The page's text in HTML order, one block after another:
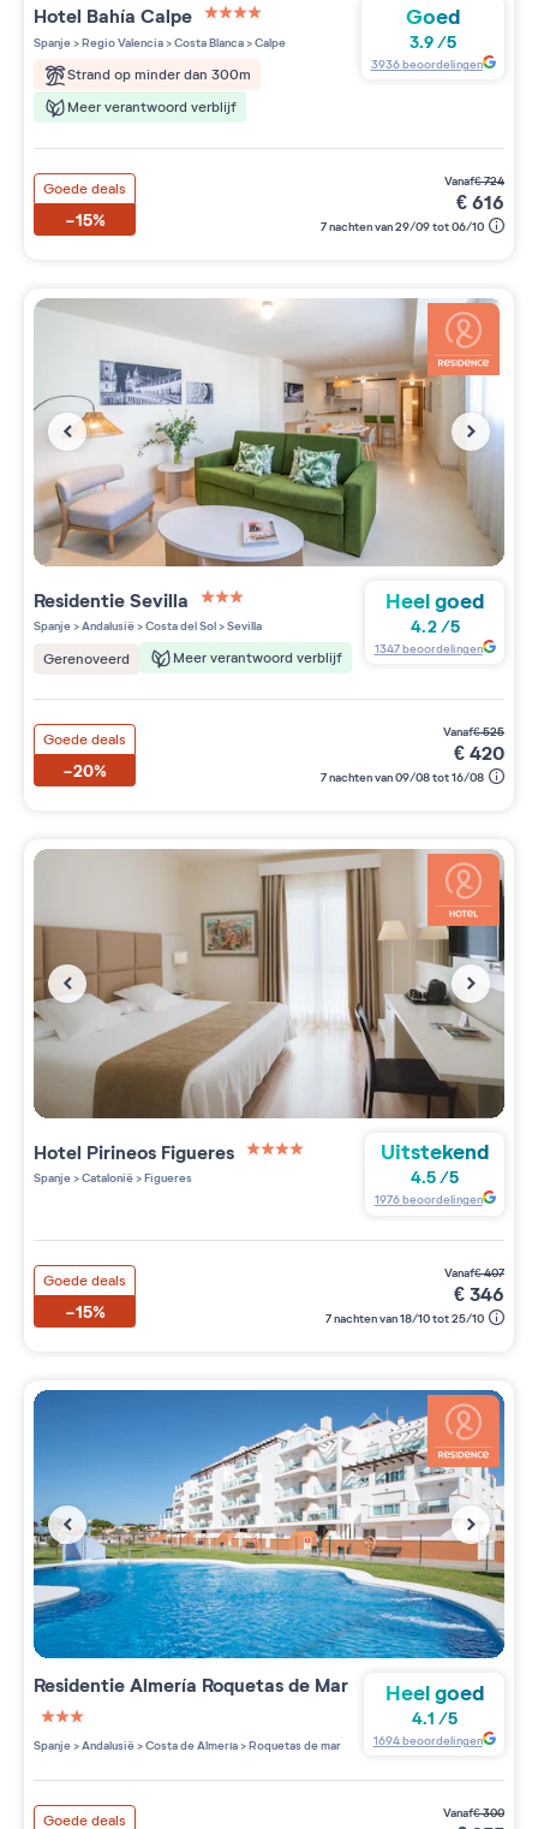
Hotel Bahía Calpe
4 étoiles sur 5
Spanje>Regio Valencia>Costa Blanca>Calpe
Strand op minder dan 300m
Meer verantwoord verblijf
Goed
3.9/5
3936beoordelingen
Goede deals
-15%
vanaf€724
€616
7 nachten van 29/09 tot 06/10
ResidentieSevilla
3 étoiles sur 5
Spanje>Andalusië>Costa del Sol>Sevilla
Gerenoveerd Meer verantwoord verblijf
Heel goed
4.2 /5
1347beoordelingen
Goede deals
-20%
vanaf€525
€420
7 nachten van 09/08 tot 16/08
Hotel Pirineos Figueres
Spanje>Catalonië>Figueres
Uitstekend
4.5/5
1976beoordelingen
Goede deals
-15%
vanaf€407
€346
7 nachten van 18/10 tot 25/10
ResidentieAlmería Roquetas de Mar
3 étoiles sur 5
Spanje>Andalusië>Costa de Almería>Roquetas de mar
Heel goed
4.1 /5
1694beoordelingen
Goede deals vanaf€300